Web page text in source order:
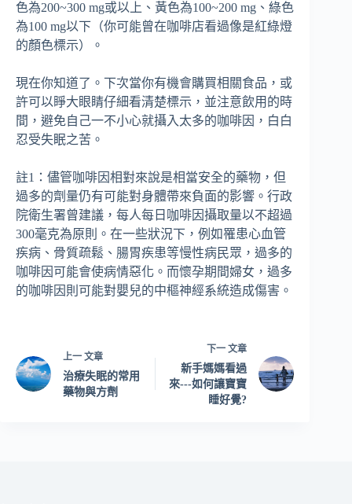
色為200~300 mg或以上、黃色為100~200 mg、綠色
為100 mg以下（你可能曾在咖啡店看過像是紅綠燈
的顏色標示）。
現在你知道了。下次當你有機會購買相關食品，或
許可以睜大眼睛仔細看清楚標示，並注意飲用的時
間，避免自己一不小心就攝入太多的咖啡因，白白
忍受失眠之苦。
註1：儘管咖啡因相對來說是相當安全的藥物，但
過多的劑量仍有可能對身體帶來負面的影響。行政
院衛生署曾建議，每人每日咖啡因攝取量以不超過
300毫克為原則。在一些狀況下，例如罹患心血管
疾病、骨質疏鬆、腸胃疾患等慢性病民眾，過多的
咖啡因可能會使病情惡化。而懷孕期間婦女，過多
的咖啡因則可能對嬰兒的中樞神經系統造成傷害。
上一 文章
治療失眠的常用
藥物與方劑
下一文章
新手媽媽看過
來---如何讓寶寶
睡好覺?